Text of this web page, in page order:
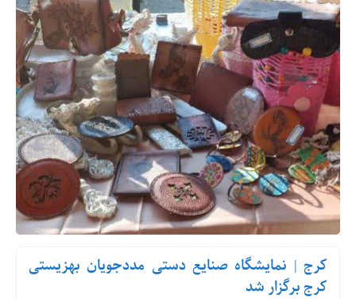
کرج | نمایشگاه صنایع دستی مددجویان بهزیستی
کرج برگزار شد